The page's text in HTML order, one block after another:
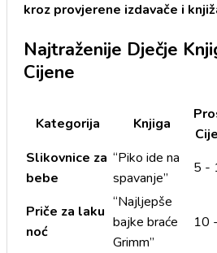
kroz provjerene izdavače i
Najtraženije Dječje
Cijene
Kategorija Knjiga
Slikovnice za
bebe
“Piko ide na
spavanje”
5 -
Priče za laku
noć
“Najljepše
bajke braće
Grimm”
10